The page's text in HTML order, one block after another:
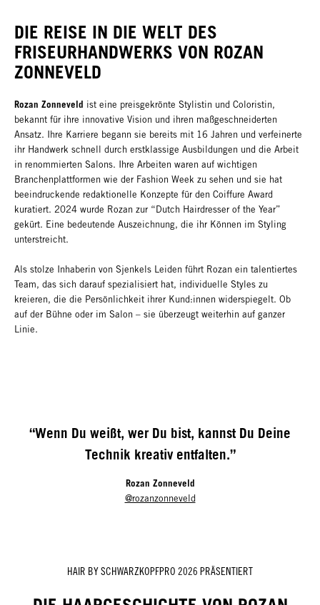
DIE REISE IN DIE WELT DES
FRISEURHANDWERKS VON ROZAN
ZONNEVELD
Rozan Zonneveld ist eine preisgekrönte Stylistin und Coloristin,
bekannt für ihre innovative Vision und ihren maßgeschneiderten
Ansatz. Ihre Karriere begann sie bereits mit 16 Jahren und verfeinerte
ihr Handwerk schnell durch erstklassige Ausbildungen und die Arbeit
in renommierten Salons. Ihre Arbeiten waren auf wichtigen
Branchenplattformen wie der Fashion Week zu sehen und sie hat
beeindruckende redaktionelle Konzepte für den Coiffure Award
kuratiert. 2024 wurde Rozan zur “Dutch Hairdresser of the Year”
gekürt. Eine bedeutende Auszeichnung, die ihr Können im Styling
unterstreicht.
Als stolze Inhaberin von Sjenkels Leiden führt Rozan ein talentiertes
Team, das sich darauf spezialisiert hat, individuelle Styles zu
kreieren, die die Persönlichkeit ihrer Kund:innen widerspiegelt. Ob
auf der Bühne oder im Salon – sie überzeugt weiterhin auf ganzer
Linie.
“Wenn Du weißt, wer Du bist, kannst Du Deine
Technik kreativ entfalten.”
Rozan Zonneveld
@rozanzonneveld
HAIR BY SCHWARZKOPFPRO 2026 PRÄSENTIERT